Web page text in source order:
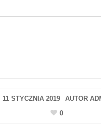
11 STYCZNIA 2019 AUTOR
0